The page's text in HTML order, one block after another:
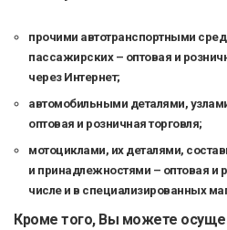
прочими автотранспортными
пассажирских – оптовая и
через Интернет;
автомобильными деталями,
оптовая и розничная торговля;
мотоциклами, их деталями,
и принадлежностями – оптовая и
числе и в специализированных
Кроме того, Вы можете